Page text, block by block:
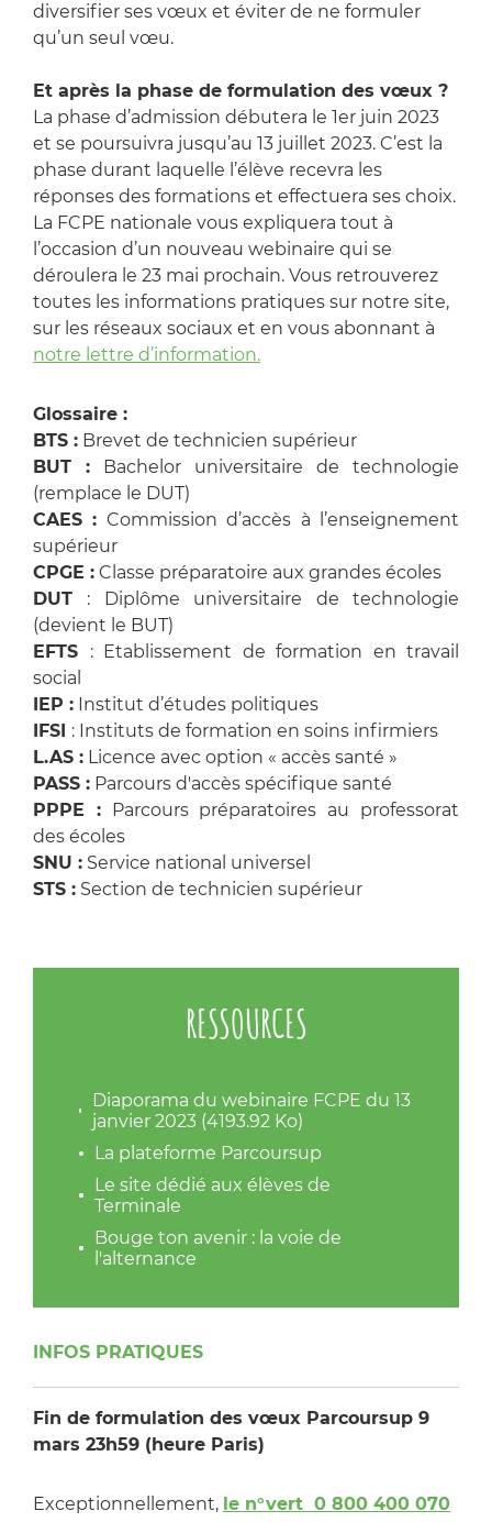
diversifier ses vœux et éviter de ne formuler
qu’un seul vœu.
Et après la phase de formulation des vœux ?
La phase d’admission débutera le 1er juin 2023
et se poursuivra jusqu’au 13 juillet 2023. C’est la
phase durant laquelle l’élève recevra les
réponses des formations et effectuera ses choix.
La FCPE nationale vous expliquera tout à
l’occasion d’un nouveau webinaire qui se
déroulera le 23 mai prochain. Vous retrouverez
toutes les informations pratiques sur notre site,
sur les réseaux sociaux et en vous abonnant à
notre lettre d’information.
Glossaire :
BTS : Brevet de technicien supérieur
BUT : Bachelor universitaire de technologie
(remplace le DUT)
CAES : Commission d’accès à l’enseignement
supérieur
CPGE : Classe préparatoire aux grandes écoles
DUT : Diplôme universitaire de technologie
(devient le BUT)
EFTS : Etablissement de formation en travail
social
IEP : Institut d’études politiques
IFSI : Instituts de formation en soins infirmiers
L.AS : Licence avec option « accès santé »
PASS : Parcours d'accès spécifique santé
PPPE :Parcours préparatoires au professorat
des écoles
SNU : Service national universel
STS : Section de technicien supérieur
RESSOURCES
Diaporama du webinaire FCPE du 13
janvier 2023 (4193.92 Ko)
La plateforme Parcoursup
Le site dédié aux élèves de
Terminale
Bouge ton avenir : la voie de
l'alternance
INFOS PRATIQUES
Fin de formulation des vœux Parcoursup 9
mars 23h59 (heure Paris)
Exceptionnellement, le n°vert 0 800 400 070